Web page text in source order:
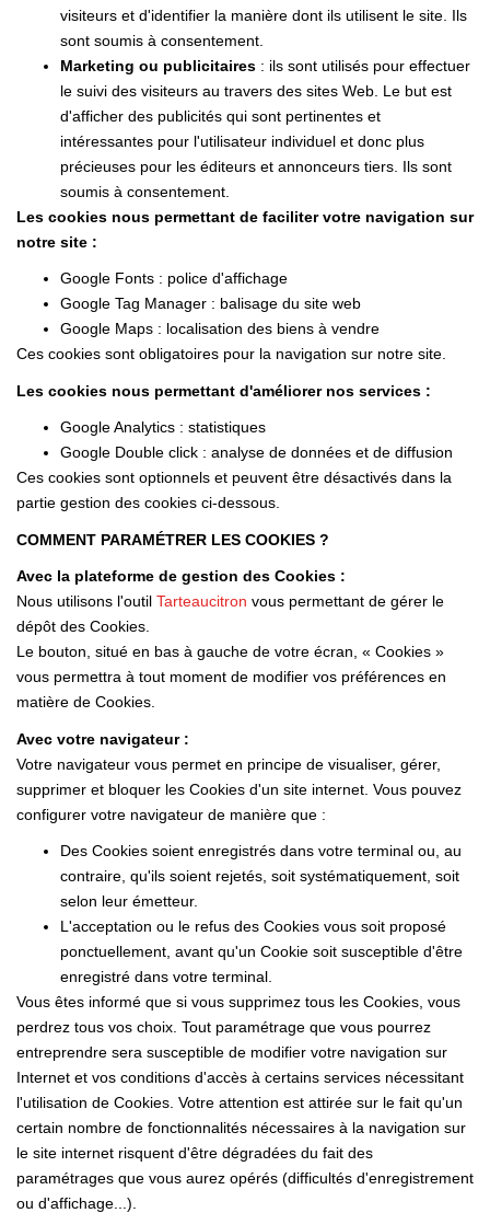
visiteurs et d'identifier la manière dont ils utilisent le site. Ils
sont soumis à consentement.
Marketing ou publicitaires : ils sont utilisés pour effectuer
le suivi des visiteurs au travers des sites Web. Le but est
d'afficher des publicités qui sont pertinentes et
intéressantes pour l'utilisateur individuel et donc plus
précieuses pour les éditeurs et annonceurs tiers. Ils sont
soumis à consentement.
Les cookies nous permettant de faciliter votre navigation sur
notre site :
Google Fonts : police d'affichage
Google Tag Manager : balisage du site web
Google Maps : localisation des biens à vendre
Ces cookies sont obligatoires pour la navigation sur notre site.
Les cookies nous permettant d'améliorer nos services :
Google Analytics : statistiques
Google Double click : analyse de données et de diffusion
Ces cookies sont optionnels et peuvent être désactivés dans la
partie gestion des cookies ci-dessous.
COMMENT PARAMÉTRER LES COOKIES ?
Avec la plateforme de gestion des Cookies :
Nous utilisons l'outil Tarteaucitron vous permettant de gérer le
dépôt des Cookies.
Le bouton, situé en bas à gauche de votre écran, « Cookies »
vous permettra à tout moment de modifier vos préférences en
matière de Cookies.
Avec votre navigateur :
Votre navigateur vous permet en principe de visualiser, gérer,
supprimer et bloquer les Cookies d'un site internet. Vous pouvez
configurer votre navigateur de manière que :
Des Cookies soient enregistrés dans votre terminal ou, au
contraire, qu'ils soient rejetés, soit systématiquement, soit
selon leur émetteur.
L'acceptation ou le refus des Cookies vous soit proposé
ponctuellement, avant qu'un Cookie soit susceptible d'être
enregistré dans votre terminal.
Vous êtes informé que si vous supprimez tous les Cookies, vous
perdrez tous vos choix. Tout paramétrage que vous pourrez
entreprendre sera susceptible de modifier votre navigation sur
Internet et vos conditions d'accès à certains services nécessitant
l'utilisation de Cookies. Votre attention est attirée sur le fait qu'un
certain nombre de fonctionnalités nécessaires à la navigation sur
le site internet risquent d'être dégradées du fait des
paramétrages que vous aurez opérés (difficultés d'enregistrement
ou d'affichage...).